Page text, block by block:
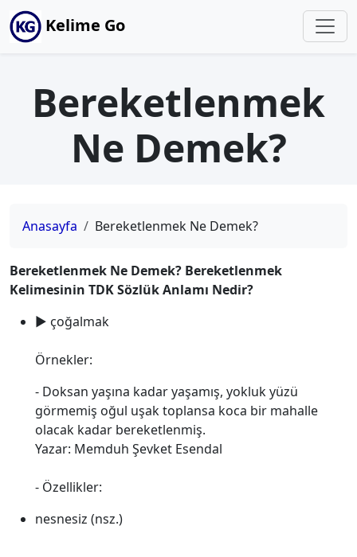
Kelime Go
Bereketlenmek
Ne Demek?
Anasayfa Bereketlenmek Ne Demek?
Bereketlenmek Ne Demek? Bereketlenmek
Kelimesinin TDK Sözlük Anlamı Nedir?
► çoğalmak
Örnekler:
- Doksan yaşına kadar yaşamış, yokluk yüzü
görmemiş oğul uşak toplansa koca bir mahalle
olacak kadar bereketlenmiş.
Yazar: Memduh Şevket Esendal
- Özellikler:
nesnesiz (nsz.)